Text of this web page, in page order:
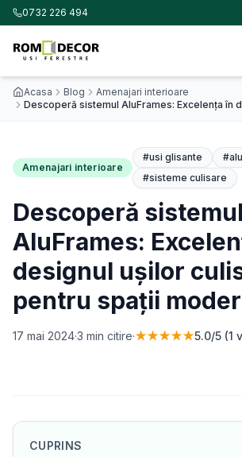
0732 226 494
Acasa Blog
Amenajari interioare
Amenajari interioare
#usi glisante #
#sisteme culisare
Descoperă sistemul
AluFrames:
designul ușilor
pentru spații
17 mai 2024·3 min citire·★★★★★5.0/5 (1
CUPRINS